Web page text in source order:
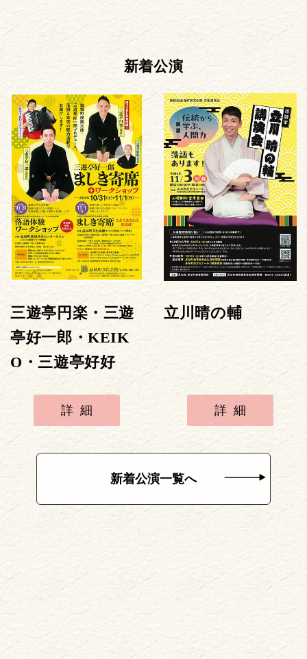
新着公演
三遊亭円楽・三遊
亭好一郎・KEIK
O・三遊亭好好
詳細
立川晴の輔
詳細
新着公演一覧へ